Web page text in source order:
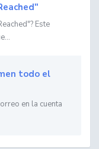
Este
todo el
en la cuenta